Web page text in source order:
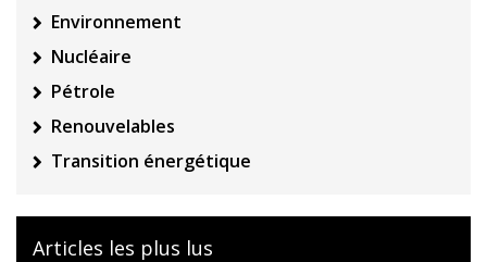
Environnement
Nucléaire
Pétrole
Renouvelables
Transition énergétique
Articles les plus lus